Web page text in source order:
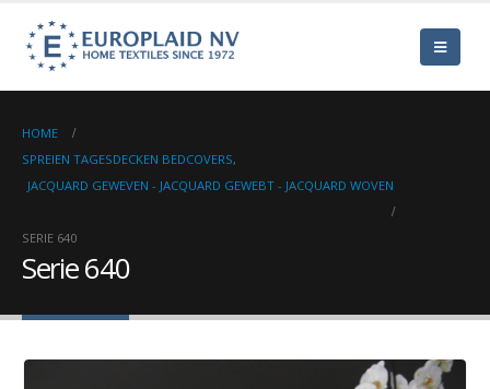
HOME
SPREIEN TAGESDECKEN BEDCOVERS,
JACQUARD GEWEVEN - JACQUARD GEWEBT - JACQUARD WOVEN
SERIE 640
Serie 640